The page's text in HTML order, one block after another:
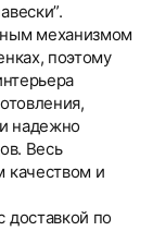
механизмом
поэтому
надежно
Весь
качеством и
по